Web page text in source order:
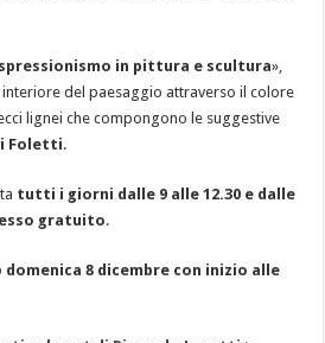
in pittura e scultura»,
interiore del paesaggio attraverso il colore
lignei che compongono le suggestive
Foletti.
tutti i giorni dalle 9 alle 12.30 e dalle
gratuito.
domenica 8 dicembre con inizio alle